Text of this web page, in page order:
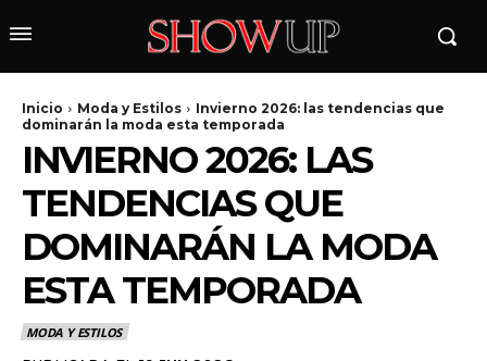
Inicio Moda y Estilos
Invierno 2026: las tendencias que
dominarán la moda esta temporada
INVIERNO 2026: LAS
TENDENCIAS QUE
DOMINARÁN LA MODA
ESTA TEMPORADA
MODA Y ESTILOS